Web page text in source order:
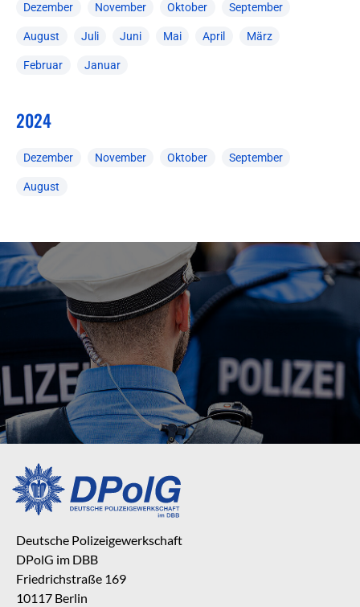
Dezember November Oktober September
August Juli Juni Mai April März
Februar Januar
2024
Dezember November Oktober September
August
Deutsche Polizeigewerkschaft
DPolG im DBB
Friedrichstraße 169
10117 Berlin